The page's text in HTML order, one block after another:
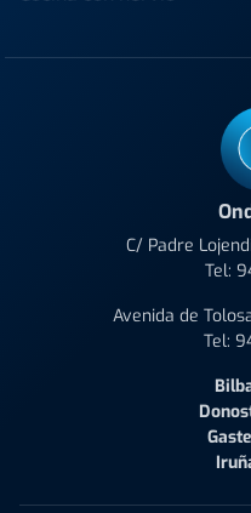
C/ Padre
Tel:
Avenida de
Tel: